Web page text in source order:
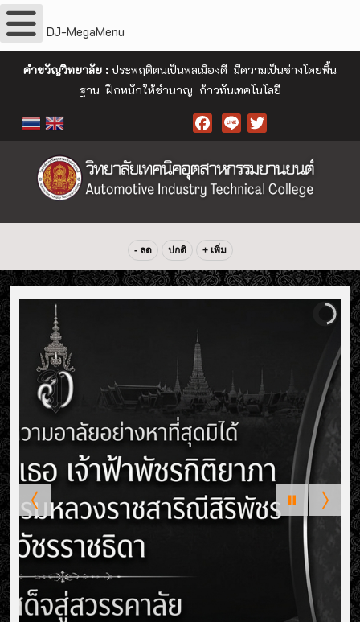
DJ-MegaMenu
คำขวัญวิทยาลัย : ประพฤติตนเป็นพลเมืองดี มีความเป็นช่างโดยพื้น
ฐาน ฝึกหนักให้ชำนาญ ก้าวทันเทคโนโลยี
- ลด ปกติ + เพิ่ม